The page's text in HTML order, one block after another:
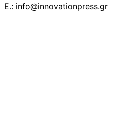
E.: info@innovationpress.gr